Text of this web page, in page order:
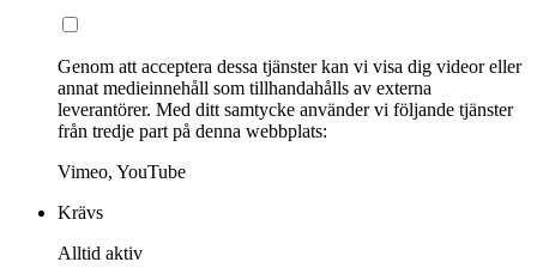
Genom att acceptera dessa tjänster kan vi visa dig videor eller
annat medieinnehåll som tillhandahålls av externa
leverantörer. Med ditt samtycke använder vi följande tjänster
från tredje part på denna webbplats:
Vimeo, YouTube
Krävs
Alltid aktiv